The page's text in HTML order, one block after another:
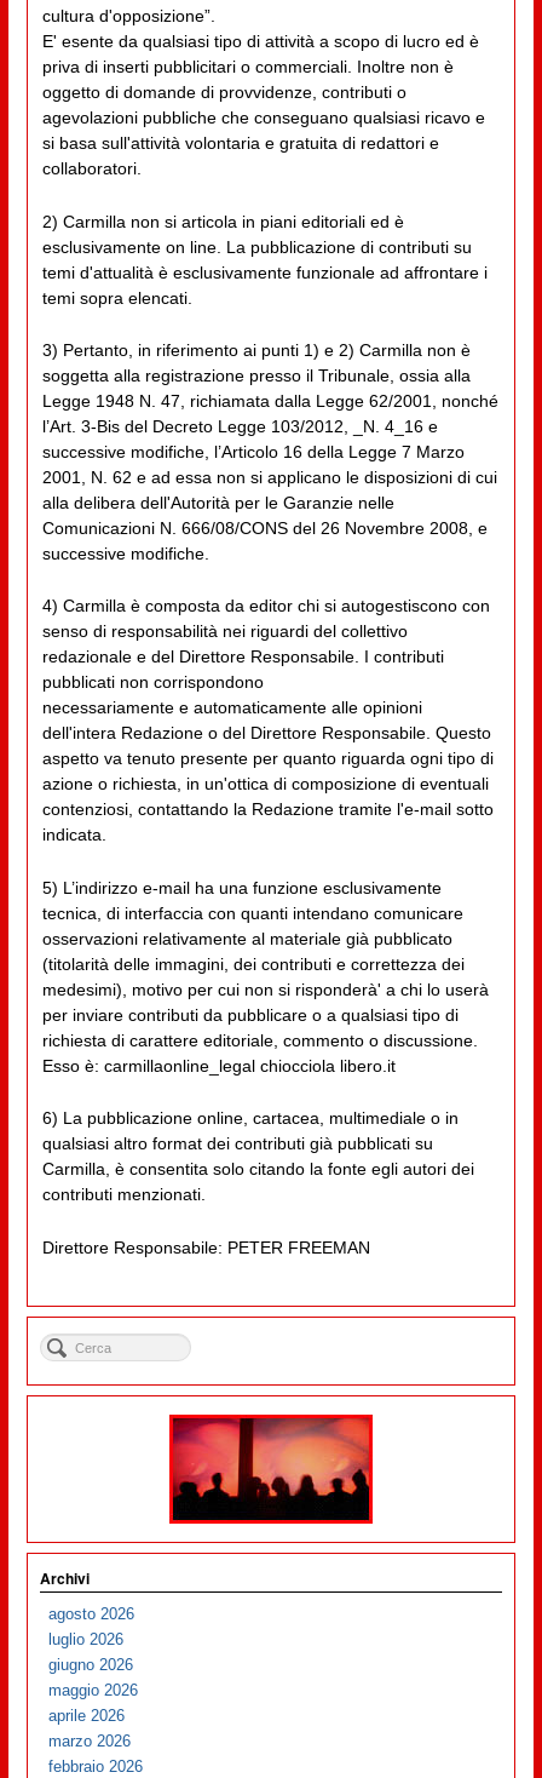
cultura d'opposizione”.
E' esente da qualsiasi tipo di attività a scopo di lucro ed è
priva di inserti pubblicitari o commerciali. Inoltre non è
oggetto di domande di provvidenze, contributi o
agevolazioni pubbliche che conseguano qualsiasi ricavo e
si basa sull'attività volontaria e gratuita di redattori e
collaboratori.
2) Carmilla non si articola in piani editoriali ed è
esclusivamente on line. La pubblicazione di contributi su
temi d'attualità è esclusivamente funzionale ad affrontare i
temi sopra elencati.
3) Pertanto, in riferimento ai punti 1) e 2) Carmilla non è
soggetta alla registrazione presso il Tribunale, ossia alla
Legge 1948 N. 47, richiamata dalla Legge 62/2001, nonché
l’Art. 3-Bis del Decreto Legge 103/2012, _N. 4_16 e
successive modifiche, l’Articolo 16 della Legge 7 Marzo
2001, N. 62 e ad essa non si applicano le disposizioni di cui
alla delibera dell'Autorità per le Garanzie nelle
Comunicazioni N. 666/08/CONS del 26 Novembre 2008, e
successive modifiche.
4) Carmilla è composta da editor chi si autogestiscono con
senso di responsabilità nei riguardi del collettivo
redazionale e del Direttore Responsabile. I contributi
pubblicati non corrispondono
necessariamente e automaticamente alle opinioni
dell'intera Redazione o del Direttore Responsabile. Questo
aspetto va tenuto presente per quanto riguarda ogni tipo di
azione o richiesta, in un'ottica di composizione di eventuali
contenziosi, contattando la Redazione tramite l'e-mail sotto
indicata.
5) L’indirizzo e-mail ha una funzione esclusivamente
tecnica, di interfaccia con quanti intendano comunicare
osservazioni relativamente al materiale già pubblicato
(titolarità delle immagini, dei contributi e correttezza dei
medesimi), motivo per cui non si risponderà' a chi lo userà
per inviare contributi da pubblicare o a qualsiasi tipo di
richiesta di carattere editoriale, commento o discussione.
Esso è: carmillaonline_legal chiocciola libero.it
6) La pubblicazione online, cartacea, multimediale o in
qualsiasi altro format dei contributi già pubblicati su
Carmilla, è consentita solo citando la fonte egli autori dei
contributi menzionati.
Direttore Responsabile: PETER FREEMAN
Archivi
agosto 2026
luglio 2026
giugno 2026
maggio 2026
aprile 2026
marzo 2026
febbraio 2026